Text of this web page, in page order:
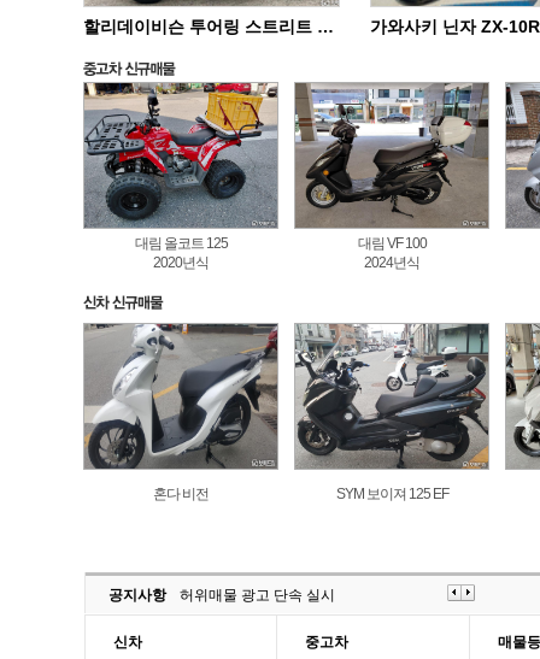
할리데이비슨 투어링 스트리트 글라이드 스페셜 FLHXS
대림 올코트 125
2020년식
대림 VF 100
2024년식
혼다 비전 SYM 보이져 125 EF
공지사항 허위매물 광고 단속 실시
신차
중고차
매물